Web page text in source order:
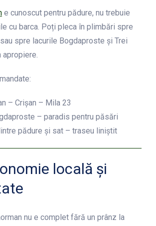
e cunoscut pentru pădure, nu trebuie
cu barca. Poți pleca în plimbări spre
spre lacurile Bogdaproste și Trei
apropiere.
– Crișan – Mila 23
– paradis pentru păsări
pădure și sat – traseu liniștit
locală și
nu e complet fără un prânz la